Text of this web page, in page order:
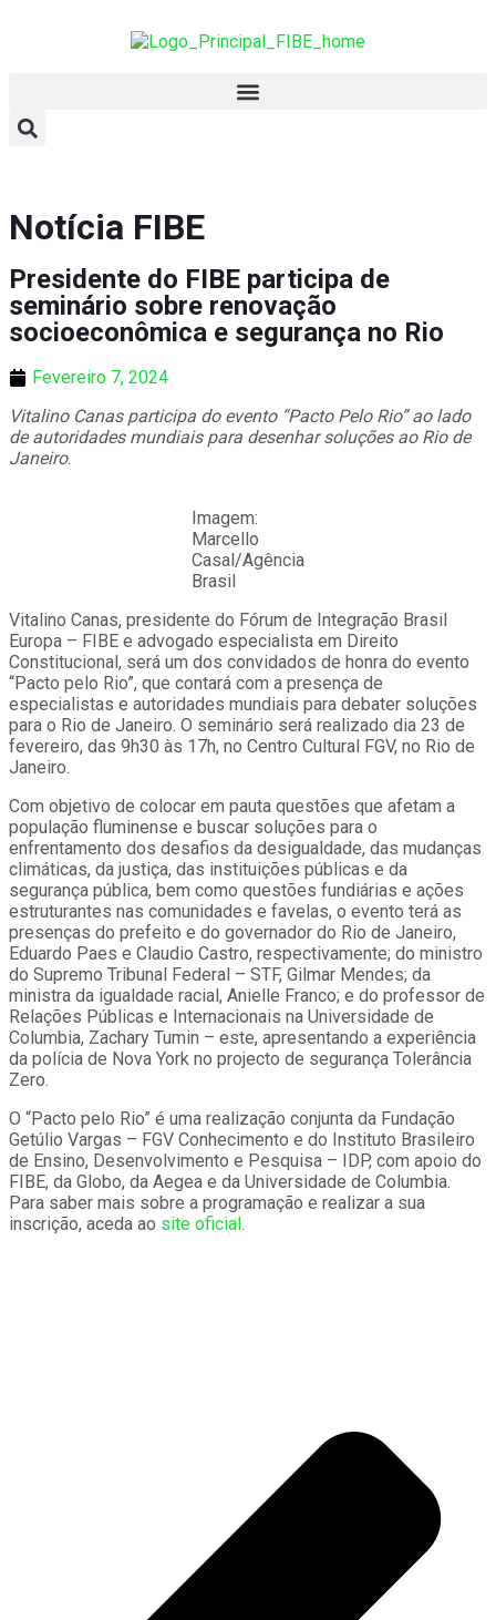
Notícia FIBE
Presidente do FIBE participa de
seminário sobre renovação
socioeconômica e segurança no Rio
Fevereiro 7, 2024
Vitalino Canas participa do evento “Pacto Pelo Rio” ao lado
de autoridades mundiais para desenhar soluções ao Rio de
Janeiro.
Imagem:
Marcello
Casal/Agência
Brasil
Vitalino Canas, presidente do Fórum de Integração Brasil
Europa – FIBE e advogado especialista em Direito
Constitucional, será um dos convidados de honra do evento
“Pacto pelo Rio”, que contará com a presença de
especialistas e autoridades mundiais para debater soluções
para o Rio de Janeiro. O seminário será realizado dia 23 de
fevereiro, das 9h30 às 17h, no Centro Cultural FGV, no Rio de
Janeiro.
Com objetivo de colocar em pauta questões que afetam a
população fluminense e buscar soluções para o
enfrentamento dos desafios da desigualdade, das mudanças
climáticas, da justiça, das instituições públicas e da
segurança pública, bem como questões fundiárias e ações
estruturantes nas comunidades e favelas, o evento terá as
presenças do prefeito e do governador do Rio de Janeiro,
Eduardo Paes e Claudio Castro, respectivamente; do ministro
do Supremo Tribunal Federal – STF, Gilmar Mendes; da
ministra da igualdade racial, Anielle Franco; e do professor de
Relações Públicas e Internacionais na Universidade de
Columbia, Zachary Tumin – este, apresentando a experiência
da polícia de Nova York no projecto de segurança Tolerância
Zero.
O “Pacto pelo Rio” é uma realização conjunta da Fundação
Getúlio Vargas – FGV Conhecimento e do Instituto Brasileiro
de Ensino, Desenvolvimento e Pesquisa – IDP, com apoio do
FIBE, da Globo, da Aegea e da Universidade de Columbia.
Para saber mais sobre a programação e realizar a sua
inscrição, aceda ao site oficial .